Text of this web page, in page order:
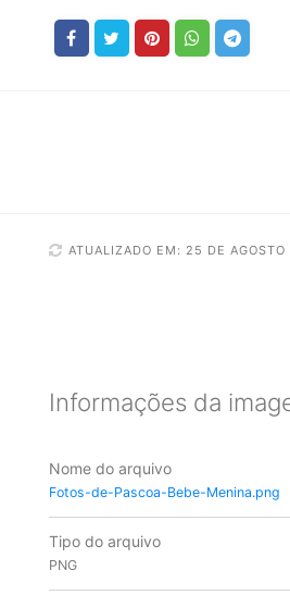
ATUALIZADO EM: 25 DE
Informações da
Nome do arquivo
Fotos-de-Pascoa-Bebe-Menina.png
Tipo do arquivo
PNG